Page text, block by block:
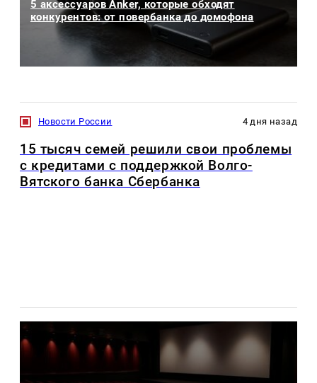
5 аксессуаров Anker, которые обходят
конкурентов: от повербанка до домофона
Новости России 4 дня назад
15 тысяч семей решили свои проблемы
с кредитами с поддержкой Волго-
Вятского банка Сбербанка